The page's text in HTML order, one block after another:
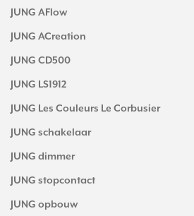
JUNG AFlow
JUNG ACreation
JUNG CD500
JUNG LS1912
JUNG Les Couleurs Le Corbusier
JUNG schakelaar
JUNG dimmer
JUNG stopcontact
JUNG opbouw